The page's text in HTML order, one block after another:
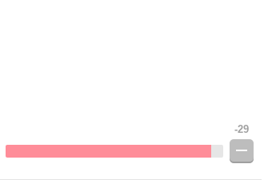
-29